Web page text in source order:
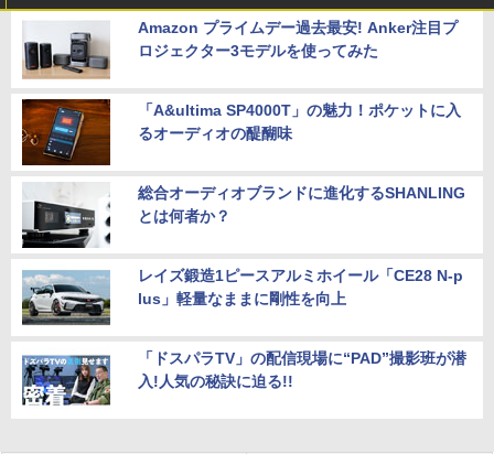
Amazon プライムデー過去最安! Anker注目プ
ロジェクター3モデルを使ってみた
「A&ultima SP4000T」の魅力！ポケットに入
るオーディオの醍醐味
総合オーディオブランドに進化するSHANLING
とは何者か？
レイズ鍛造1ピースアルミホイール「CE28 N-p
lus」軽量なままに剛性を向上
「ドスパラTV」の配信現場に“PAD”撮影班が潜
入!人気の秘訣に迫る!!